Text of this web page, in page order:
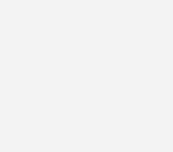
Deutschland zu
China beziehen?
bei den Großspeichern die
So groß wir uns als
im letzten Jahr betrug der
Zahlen der RWTH
Gleichzeitig wurden